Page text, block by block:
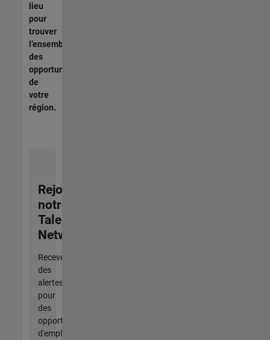
lieu
pour
trouver
l’ensemble
des
opportunités
de
votre
région.
Rejoignez
notre
Talent
Network
Recevez
des
alertes
pour
des
opportunités
d'emploi